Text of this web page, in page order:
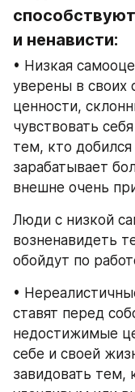
и ненависти:
• Низкая
уверены в своих
ценности,
чувствовать
тем, кто
зарабатывает
внешне очень
Люди с низкой
возненавидеть
обойдут по
•
ставят перед
недостижимые
себе и своей
завидовать тем,